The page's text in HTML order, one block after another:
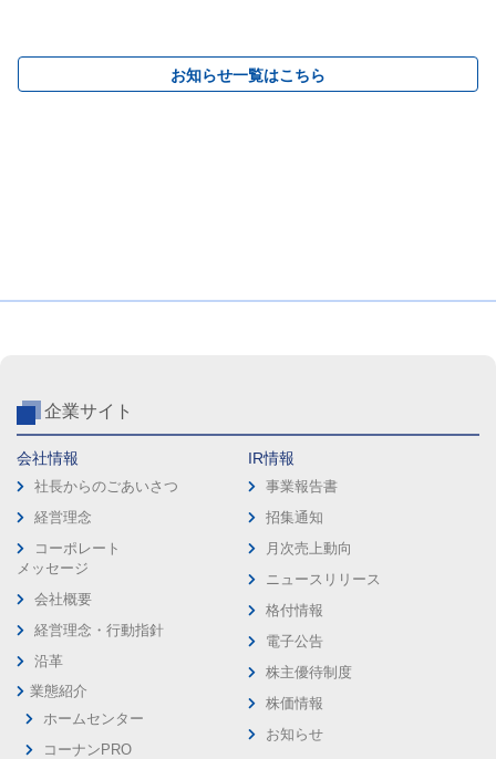
お知らせ一覧はこちら
企業サイト
会社情報
社長からのごあいさつ
経営理念
コーポレート
メッセージ
会社概要
経営理念・行動指針
沿革
業態紹介
ホームセンター
コーナンPRO
IR情報
事業報告書
招集通知
月次売上動向
ニュースリリース
格付情報
電子公告
株主優待制度
株価情報
お知らせ